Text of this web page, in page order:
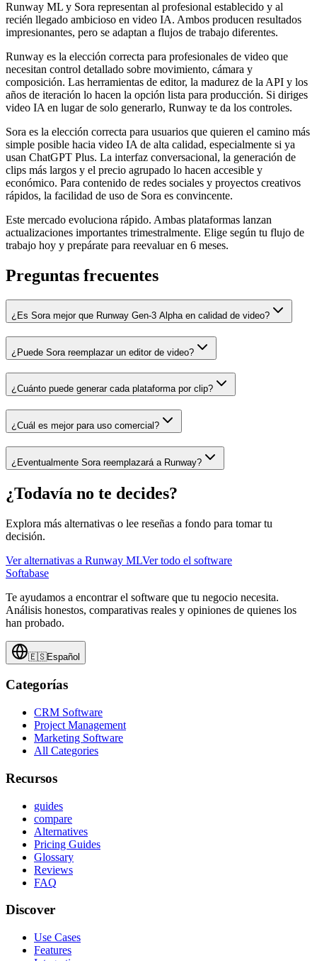
Runway ML y Sora representan al profesional establecido y al
recién llegado ambicioso en video IA. Ambos producen resultados
impresionantes, pero se adaptan a flujos de trabajo diferentes.
Runway es la elección correcta para profesionales de video que
necesitan control detallado sobre movimiento, cámara y
composición. Las herramientas de editor, la madurez de la API y los
años de iteración lo hacen la opción lista para producción. Si diriges
video IA en lugar de solo generarlo, Runway te da los controles.
Sora es la elección correcta para usuarios que quieren el camino más
simple posible hacia video IA de alta calidad, especialmente si ya
usan ChatGPT Plus. La interfaz conversacional, la generación de
clips más largos y el precio agrupado lo hacen accesible y
económico. Para contenido de redes sociales y proyectos creativos
rápidos, la facilidad de uso de Sora es convincente.
Este mercado evoluciona rápido. Ambas plataformas lanzan
actualizaciones importantes trimestralmente. Elige según tu flujo de
trabajo hoy y prepárate para reevaluar en 6 meses.
Preguntas frecuentes
¿Es Sora mejor que Runway Gen-3 Alpha en calidad de video?
¿Puede Sora reemplazar un editor de video?
¿Cuánto puede generar cada plataforma por clip?
¿Cuál es mejor para uso comercial?
¿Eventualmente Sora reemplazará a Runway?
¿Todavía no te decides?
Explora más alternativas o lee reseñas a fondo para tomar tu
decisión.
Ver alternativas a Runway MLVer todo el software
Softabase
Te ayudamos a encontrar el software que tu negocio necesita.
Análisis honestos, comparativas reales y opiniones de quienes los
han probado.
🇪🇸Español
Categorías
CRM Software
Project Management
Marketing Software
All Categories
Recursos
guides
compare
Alternatives
Pricing Guides
Glossary
Reviews
FAQ
Discover
Use Cases
Features